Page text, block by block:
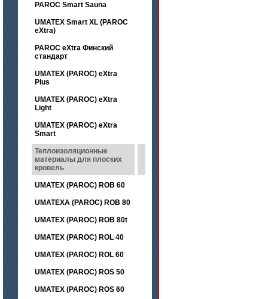
PAROC Smart Sauna
UMATEX Smart XL (PAROC
eXtra)
PAROC eXtra Финский
стандарт
UMATEX (PAROC) eXtra
Plus
UMATEX (PAROC) eXtra
Light
UMATEX (PAROC) eXtra
Smart
Теплоизоляционные
материалы для плоских
кровель
UMATEX (PAROC) ROB 60
UMATEXA (PAROC) ROB 80
UMATEX (PAROC) ROB 80t
UMATEX (PAROC) ROL 40
UMATEX (PAROC) ROL 60
UMATEX (PAROC) ROS 50
UMATEX (PAROC) ROS 60